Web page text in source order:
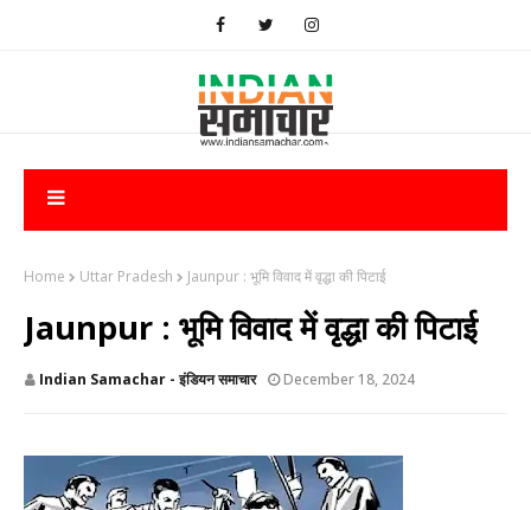
Home Uttar Pradesh Jaunpur : भूमि विवाद में वृद्धा की पिटाई
Jaunpur : भूमि विवाद में वृद्धा की पिटाई
Indian Samachar - इंडियन समाचार December 18, 2024